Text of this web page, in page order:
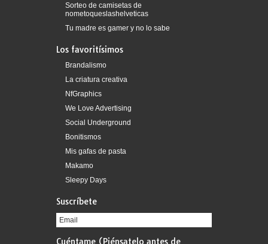
Sorteo de camisetas de
nometoqueslashelveticas
Tu madre es gamer y no lo sabe
Los favoritísimos
Brandalismo
La criatura creativa
NfGraphics
We Love Advertising
Social Underground
Bonitismos
Mis gafas de pasta
Makamo
Sleepy Days
Suscríbete
Cuéntame (Piénsatelo antes de